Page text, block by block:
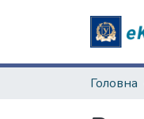
Головна